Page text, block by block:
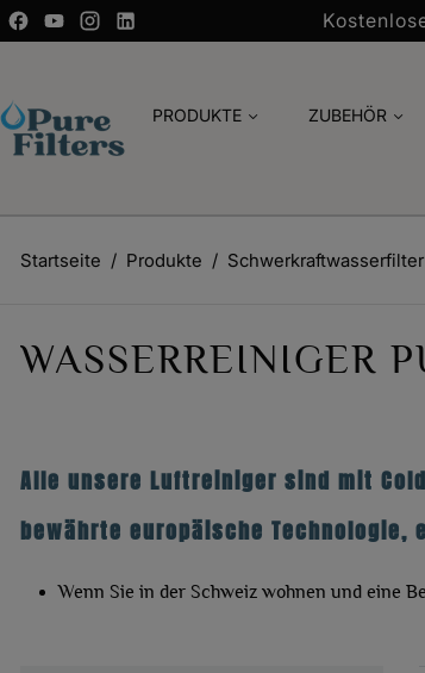
PRODUKTE ZUBEHÖR
Startseite Produkte
WASSERREINIGER
Alle unsere Luftreiniger sind mit
bewährte europäische
Wenn Sie in der Schweiz wohnen und eine